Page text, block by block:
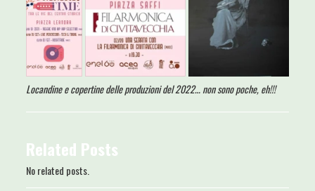
Locandine e copertine delle produzioni del 2022… non sono poche, eh!!!
Related Posts
No related posts.